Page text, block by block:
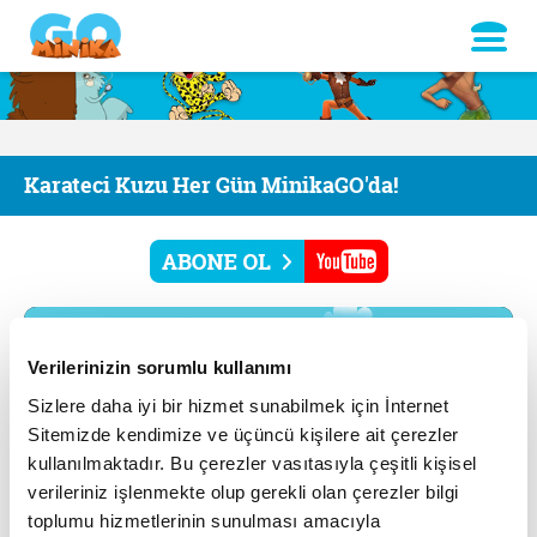
Verilerinizin sorumlu kullanımı
Sizlere daha iyi bir hizmet sunabilmek için İnternet
Sitemizde kendimize ve üçüncü kişilere ait çerezler
kullanılmaktadır. Bu çerezler vasıtasıyla çeşitli kişisel
verileriniz işlenmekte olup gerekli olan çerezler bilgi
toplumu hizmetlerinin sunulması amacıyla
Karateci Kuzu Her Gün MinikaGO'da!